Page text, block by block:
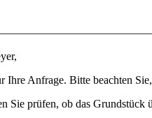
Ihre Anfrage. Bitte beachten
Sie prüfen, ob das